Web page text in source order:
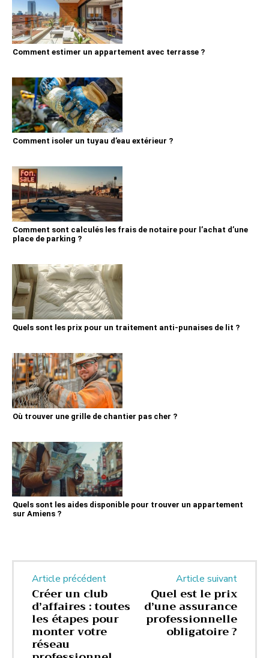
Comment estimer un appartement avec terrasse ?
Comment isoler un tuyau d’eau extérieur ?
Comment sont calculés les frais de notaire pour l’achat d’une
place de parking ?
Quels sont les prix pour un traitement anti-punaises de lit ?
Où trouver une grille de chantier pas cher ?
Quels sont les aides disponible pour trouver un appartement
sur Amiens ?
Article précédent
Créer un club
d’affaires : toutes
les étapes pour
monter votre
réseau
Article suivant
Quel est le prix
d’une assurance
professionnelle
obligatoire ?